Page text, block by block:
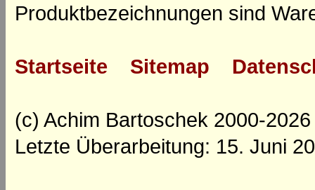
Produktbezeichnungen sind
Startseite Sitemap
(c) Achim Bartoschek 2000-2026
Letzte Überarbeitung: 15. Juni